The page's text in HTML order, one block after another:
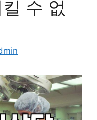
수 없